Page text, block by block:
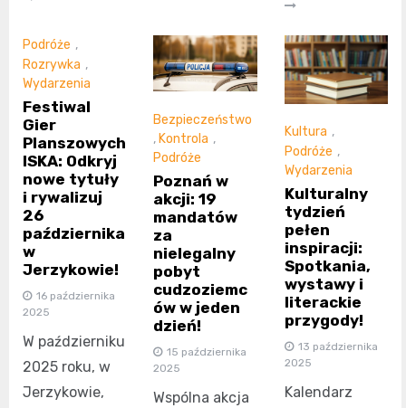
Podróże ,
Rozrywka ,
Wydarzenia
Festiwal
Gier
Planszowych
ISKA: Odkryj
nowe tytuły
i rywalizuj
26
października
w
Jerzykowie!
16 października
2025
W październiku
2025 roku, w
Jerzykowie,
Bezpieczeństwo
, Kontrola ,
Podróże
Poznań w
akcji: 19
mandatów
za
nielegalny
pobyt
cudzoziemc
ów w jeden
dzień!
15 października
2025
Wspólna akcja
Kultura ,
Podróże ,
Wydarzenia
Kulturalny
tydzień
pełen
inspiracji:
Spotkania,
wystawy i
literackie
przygody!
13 października
2025
Kalendarz